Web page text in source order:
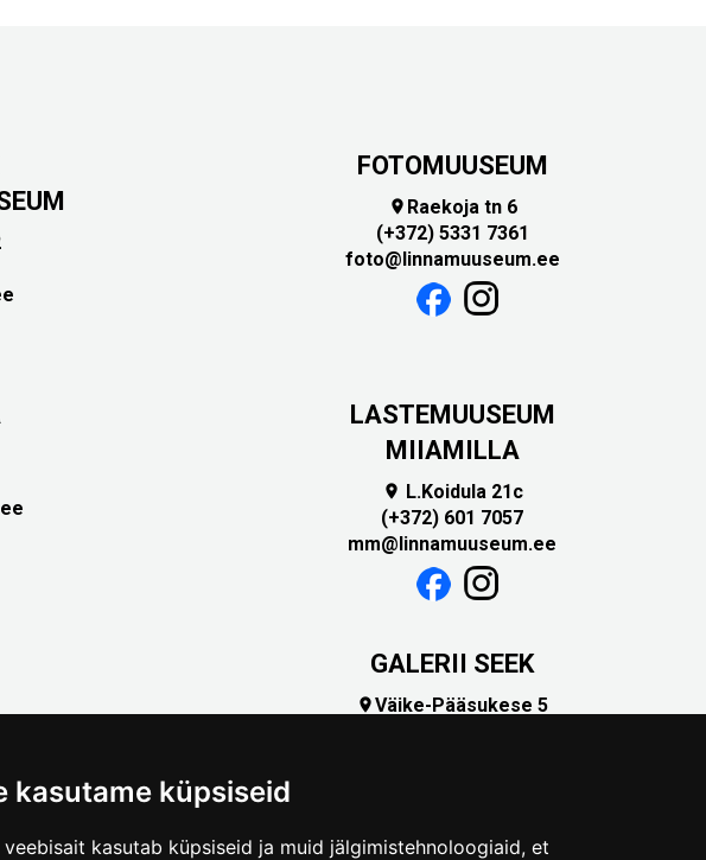
kasutame küpsiseid
veebisait kasutab küpsiseid ja muid jälgimistehnoloogiaid, et
FOTOMUUSEUM
 Raekoja tn 6
(+372) 5331 7361
foto@linnamuuseum.ee
LASTEMUUSEUM
MIIAMILLA
 L.Koidula 21c
(+372) 601 7057
mm@linnamuuseum.ee
GALERII SEEK
Väike-Pääsukese 5